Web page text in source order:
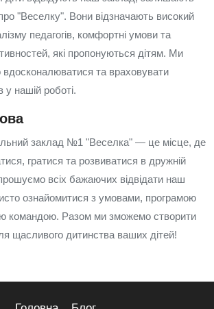
про "Веселку". Вони відзначають високий
педагогів, комфортні умови та
які пропонуються дітям. Ми
вдосконалюватися та враховувати
у нашій роботі.
заклад №1 "Веселка" — це місце, де
гратися та розвиватися в дружній
всіх бажаючих відвідати наш
ознайомитися з умовами, програмою
командою. Разом ми зможемо створити
щасливого дитинства ваших дітей!